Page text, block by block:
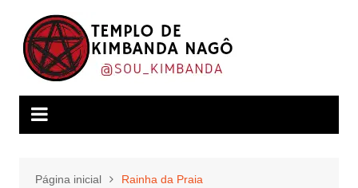
conteúdo
Página inicial Rainha da Praia